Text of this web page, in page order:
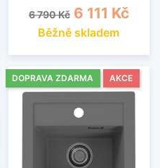
Běžná cena
6 790 Kč Cena
6 111 Kč
Běžně skladem
DOPRAVA ZDARMA AKCE